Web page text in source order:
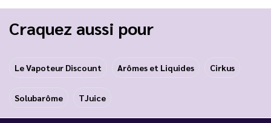
Craquez aussi pour
Le Vapoteur Discount Arômes et Liquides Cirkus
Solubarôme TJuice